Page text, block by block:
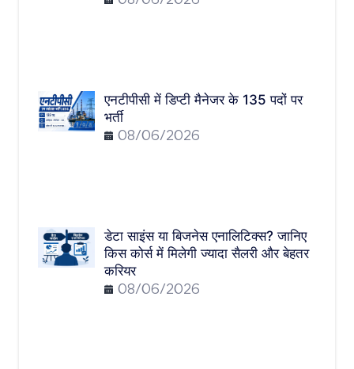
एनटीपीसी में डिप्टी मैनेजर के 135 पदों पर
भर्ती
08/06/2026
डेटा साइंस या बिजनेस एनालिटिक्स? जानिए
किस कोर्स में मिलेगी ज्यादा सैलरी और बेहतर
करियर
08/06/2026